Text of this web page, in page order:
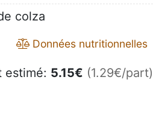
colza
Données nutritionnelles
estimé: 5.15€ (1.29€/part)